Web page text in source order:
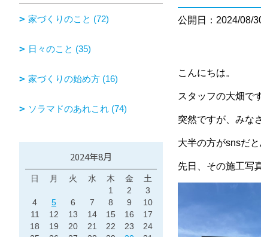
公開日：2024/08/
こんにちは。
スタッフの大畑で
突然ですが、みな
大半の方がsnsだ
先日、その施工写
家づくりのこと (72)
日々のこと (35)
家づくりの始め方 (16)
ソラマドのあれこれ (74)
2024年8月
日 月 火 水 木 金
土
1
2
3
4
5 6 7 8 9
10
11
12 13 14 15 16
17
18
19 20 21 22 23
24